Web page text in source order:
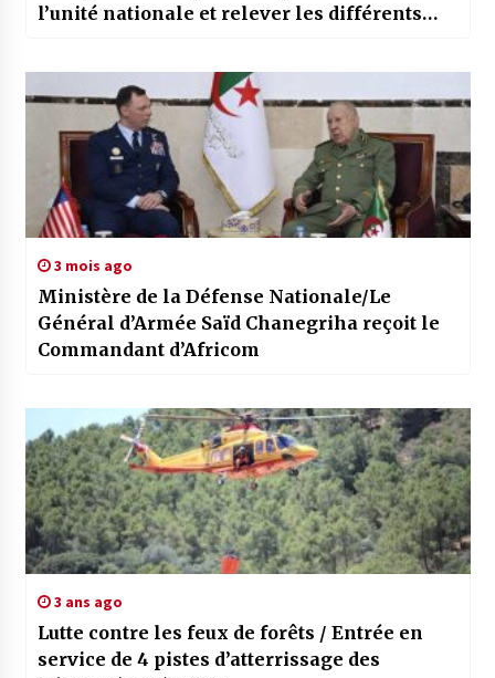
l’unité nationale et relever les différents
3 mois ago
Ministère de la Défense Nationale/Le
Général d’Armée Saïd Chanegriha reçoit le
Commandant d’Africom
3 ans ago
Lutte contre les feux de forêts / Entrée en
service de 4 pistes d’atterrissage des